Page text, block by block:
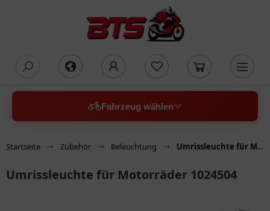
Fahrzeug wählen
Startseite Zubehör Beleuchtung Umrissleuchte für Motorräder 1024504
Umrissleuchte für Motorräder 1024504